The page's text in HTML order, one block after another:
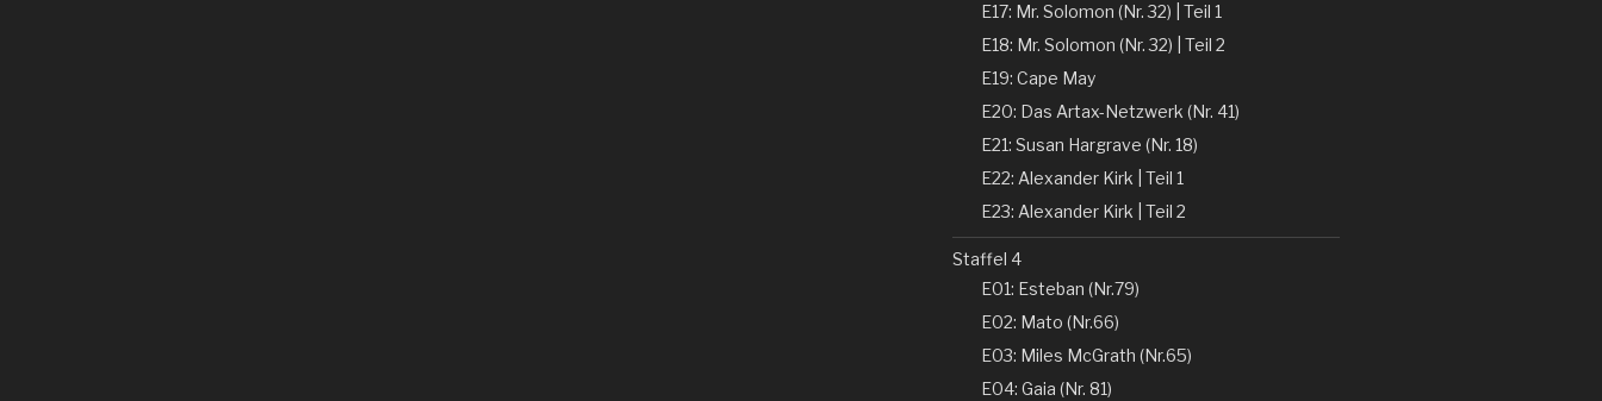
E17: Mr. Solomon (Nr. 32) | Teil 1
E18: Mr. Solomon (Nr. 32) | Teil 2
E19: Cape May
E20: Das Artax-Netzwerk (Nr. 41)
E21: Susan Hargrave (Nr. 18)
E22: Alexander Kirk | Teil 1
E23: Alexander Kirk | Teil 2
Staffel 4
E01: Esteban (Nr.79)
E02: Mato (Nr.66)
E03: Miles McGrath (Nr.65)
E04: Gaia (Nr. 81)